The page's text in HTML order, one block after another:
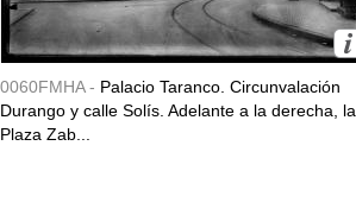
0060FMHA - Palacio Taranco. Circunvalación
Durango y calle Solís. Adelante a la derecha, la
Plaza Zab...